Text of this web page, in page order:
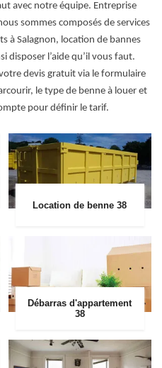
avec notre équipe. Entreprise
sommes composés de services
à Salagnon, location de bannes
disposer l’aide qu’il vous faut.
devis gratuit via le formulaire
le type de benne à louer et
pour définir le tarif.
Location de benne 38
Débarras d'appartement
38